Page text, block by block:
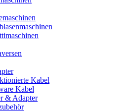
Kabel
Kabel
& Adapter